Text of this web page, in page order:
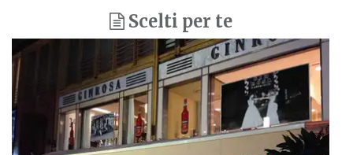
Scelti per te